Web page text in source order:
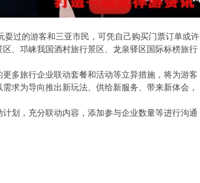
过的游客和三亚市民，可凭自己购买门票订单或许
、邛崃我国酒村旅行景区、龙泉驿区国际标榜旅行
多旅行企业联动套餐和活动等立异措施，将为游客
求为导向推出新玩法、供给新服务、带来新体会，
划，充分联动内容，添加参与企业数量等进行沟通